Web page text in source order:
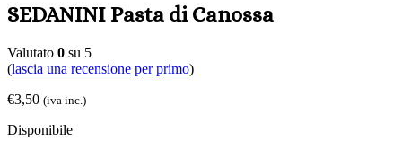
SEDANINI Pasta di Canossa
Valutato 0 su 5
(lascia una recensione per primo)
€3,50 (iva inc.)
Disponibile